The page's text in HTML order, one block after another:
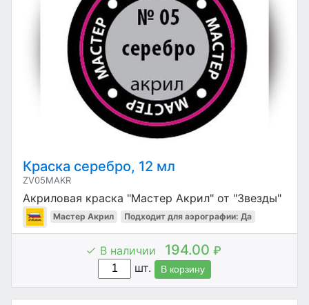
Краска серебро, 12 мл
ZV05MAKR
Акриловая краска "Мастер Акрил" от "Звезды"
Мастер Акрил Подходит для аэрографии: Да
В наличии 194.00 ₽
шт.
В корзину